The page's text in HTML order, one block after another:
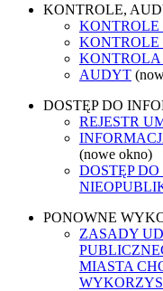
KONTROLE,
KONTROLE
KONTROLE
AUDYT
DOSTĘP DO
REJESTR
(nowe okno)
DOSTĘP
PONOWNE
ZASADY
MIASTA